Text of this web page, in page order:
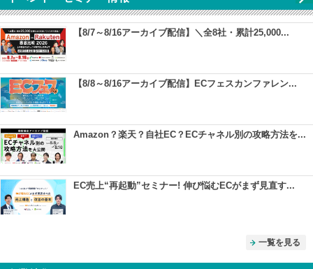
【8/7～8/16アーカイブ配信】＼全8社・累計25,000...
【8/8～8/16アーカイブ配信】ECフェスカンファレン...
Amazon？楽天？自社EC？ECチャネル別の攻略方法を...
EC売上“再起動”セミナー! 伸び悩むECがまず見直す...
一覧を見る